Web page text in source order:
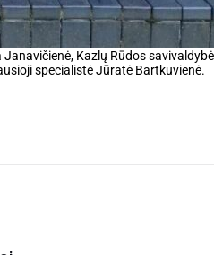
Kazlų Rūdos
specialistė Jūratė Bartkuvienė.